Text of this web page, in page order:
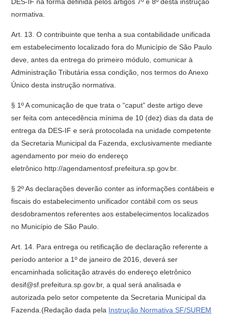
normativa.
Art. 13. O contribuinte que tenha a sua contabilidade unificada
em estabelecimento localizado fora do Município de São Paulo
deve, antes da entrega do primeiro módulo, comunicar à
Administração Tributária essa condição, nos termos do Anexo
Único desta instrução normativa.
§ 1º A comunicação de que trata o “caput” deste artigo deve
ser feita com antecedência mínima de 10 (dez) dias da data de
entrega da DES-IF e será protocolada na unidade competente
da Secretaria Municipal da Fazenda, exclusivamente mediante
agendamento por meio do endereço
eletrônico http://agendamentosf.prefeitura.sp.gov.br.
§ 2º As declarações deverão conter as informações contábeis e
fiscais do estabelecimento unificador contábil com os seus
desdobramentos referentes aos estabelecimentos localizados
no Município de São Paulo.
Art. 14. Para entrega ou retificação de declaração referente a
período anterior a 1º de janeiro de 2016, deverá ser
encaminhada solicitação através do endereço eletrônico
desif@sf.prefeitura.sp.gov.br, a qual será analisada e
autorizada pelo setor competente da Secretaria Municipal da
Fazenda.(Redação dada pela Instrução Normativa SF/SUREM